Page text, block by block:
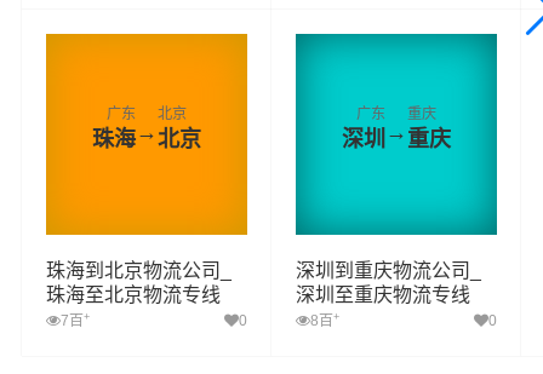
广东
珠海→
北京
北京
珠海到北京物流公司_
珠海至北京物流专线
7百 + 0
广东
深圳→
重庆
重庆
深圳到重庆物流公司_
深圳至重庆物流专线
8百 + 0